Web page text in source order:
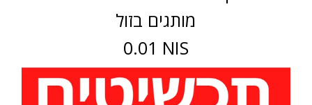
מותגים בזול
0.01 NIS